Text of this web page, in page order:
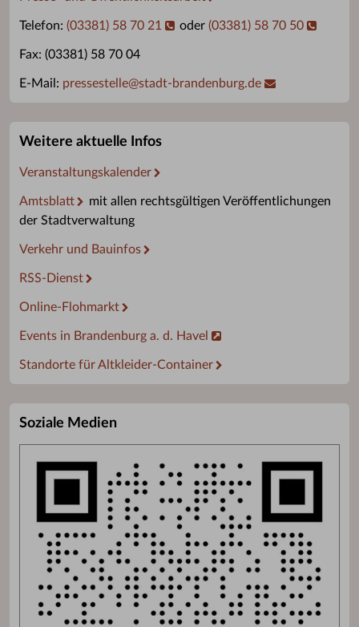
Telefon: (03381) 58 70 21 oder (03381) 58 70 50
Fax: (03381) 58 70 04
E-Mail: pressestelle@stadt-brandenburg.de
Weitere aktuelle Infos
Veranstaltungskalender
Amtsblatt
mit allen rechtsgültigen Veröffentlichungen
der Stadtverwaltung
Verkehr und Bauinfos
RSS-Dienst
Online-Flohmarkt
Events in Brandenburg a. d. Havel
Standorte für Altkleider-Container
Soziale Medien